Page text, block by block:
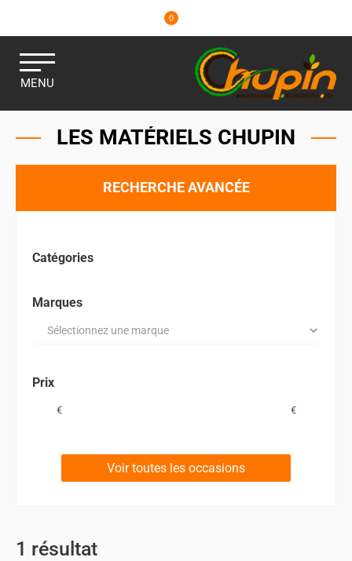
0
MENU
LES MATÉRIELS CHUPIN
RECHERCHE AVANCÉE
Catégories
Marques
Prix
€ €
Voir toutes les occasions
1 résultat